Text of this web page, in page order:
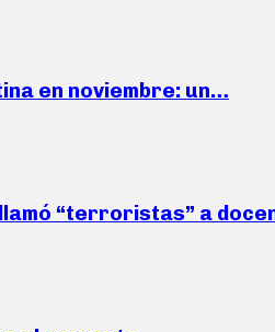
en noviembre: un…
“terroristas” a